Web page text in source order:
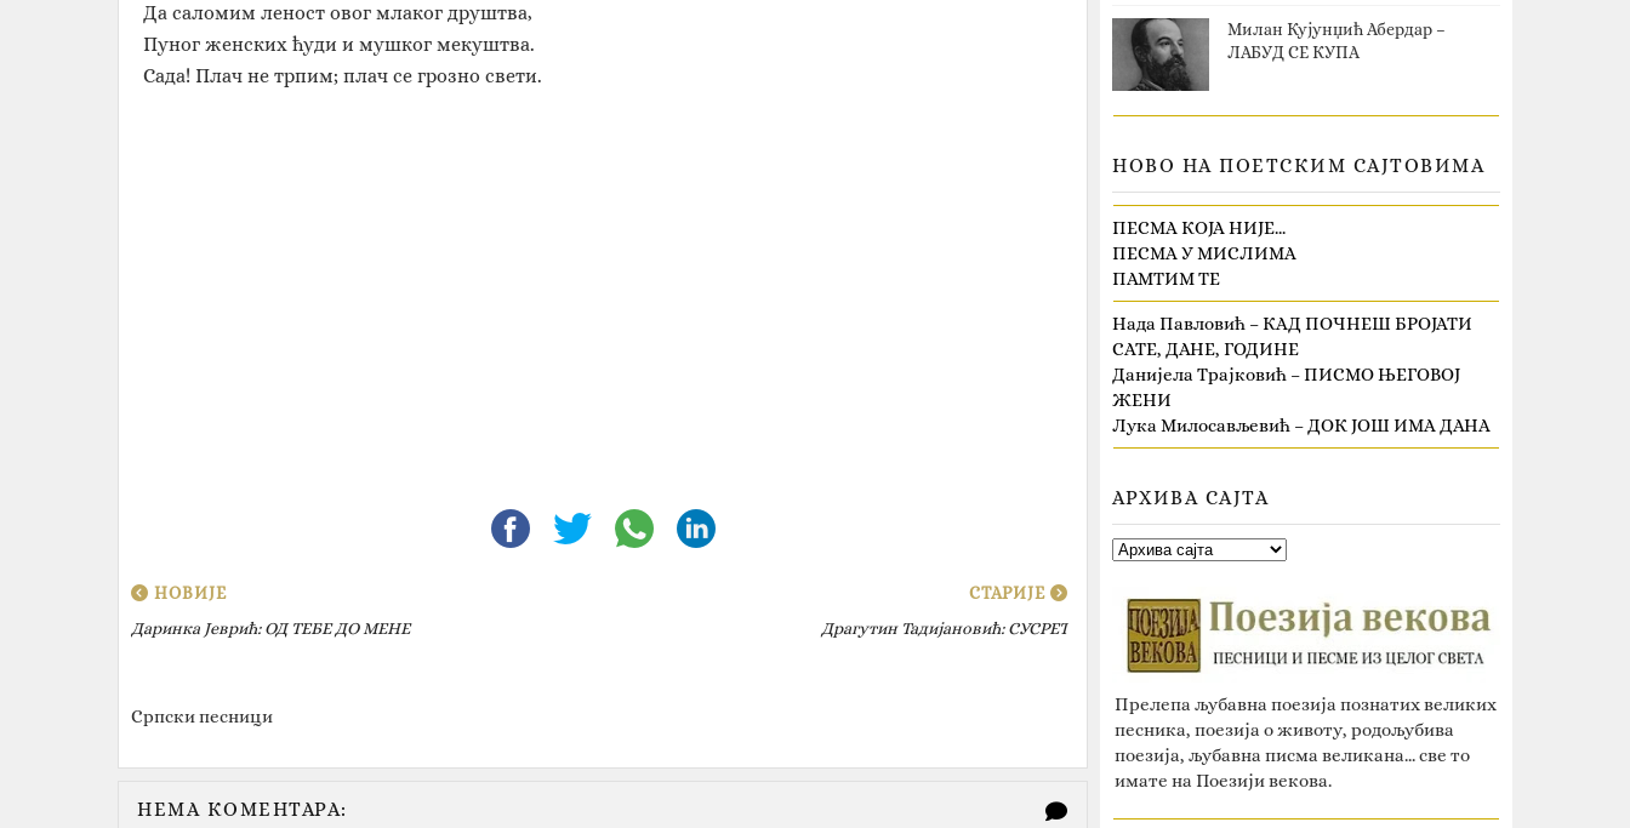
Да саломим леност овог млаког друштва,
Пуног женских ћуди и мушког мекуштва.
Сада! Плач не трпим; плач се грозно свети.
НОВИЈЕ
Даринка Јеврић‎: ОД ТЕБЕ ДО МЕНЕ
СТАРИЈЕ
Драгутин Тадијановић: СУСРЕТ
Српски песници
НЕМА КОМЕНТАРА:
Милан Кујунџић Абердар –
ЛАБУД СЕ КУПА
НОВО НА ПОЕТСКИМ САЈТОВИМА
ПЕСМА КОЈА НИЈЕ…
ПЕСМА У МИСЛИМА
ПАМТИМ ТЕ
Нада Павловић – КАД ПОЧНЕШ БРОЈАТИ
САТЕ, ДАНЕ, ГОДИНЕ
Данијела Трајковић – ПИСМО ЊЕГОВОЈ
ЖЕНИ
Лука Милосављевић – ДОК ЈОШ ИМА ДАНА
АРХИВА САЈТА
Прелепа љубавна поезија познатих великих
песника, поезија о животу, родољубива
поезија, љубавна писма великана... све то
имате на Поезији векова.